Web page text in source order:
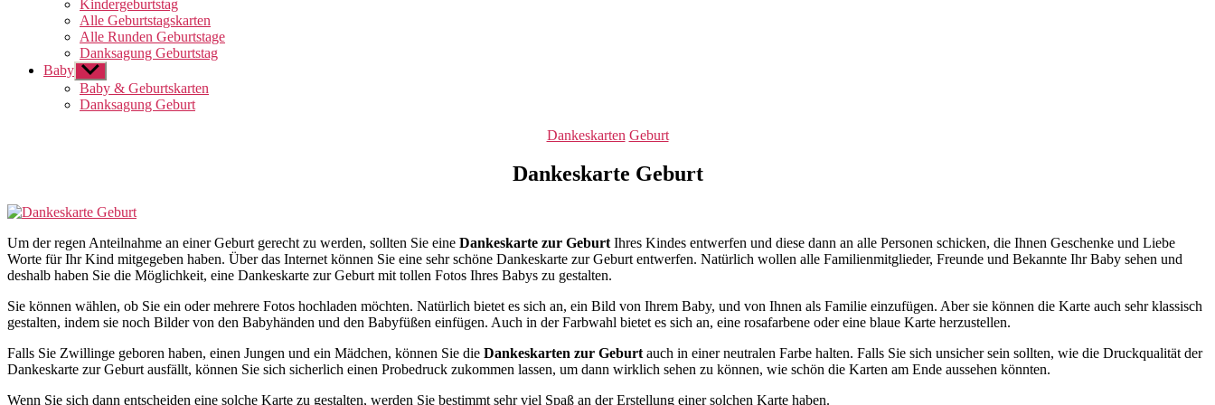
Kindergeburtstag
Alle Geburtstagskarten
Alle Runden Geburtstage
Danksagung Geburtstag
Baby Untermenü
anzeigen
Baby & Geburtskarten
Danksagung Geburt
Kategorien
Dankeskarten Geburt
Dankeskarte Geburt
Um der regen Anteilnahme an einer Geburt gerecht zu werden, sollten Sie eine Dankeskarte zur Geburt Ihres Kindes entwerfen und diese dann an alle Personen schicken, die Ihnen Geschenke und Liebe
Worte für Ihr Kind mitgegeben haben. Über das Internet können Sie eine sehr schöne Dankeskarte zur Geburt entwerfen. Natürlich wollen alle Familienmitglieder, Freunde und Bekannte Ihr Baby sehen und
deshalb haben Sie die Möglichkeit, eine Dankeskarte zur Geburt mit tollen Fotos Ihres Babys zu gestalten.
Sie können wählen, ob Sie ein oder mehrere Fotos hochladen möchten. Natürlich bietet es sich an, ein Bild von Ihrem Baby, und von Ihnen als Familie einzufügen. Aber sie können die Karte auch sehr klassisch
gestalten, indem sie noch Bilder von den Babyhänden und den Babyfüßen einfügen. Auch in der Farbwahl bietet es sich an, eine rosafarbene oder eine blaue Karte herzustellen.
Falls Sie Zwillinge geboren haben, einen Jungen und ein Mädchen, können Sie die Dankeskarten zur Geburt auch in einer neutralen Farbe halten. Falls Sie sich unsicher sein sollten, wie die Druckqualität der
Dankeskarte zur Geburt ausfällt, können Sie sich sicherlich einen Probedruck zukommen lassen, um dann wirklich sehen zu können, wie schön die Karten am Ende aussehen könnten.
Wenn Sie sich dann entscheiden eine solche Karte zu gestalten, werden Sie bestimmt sehr viel Spaß an der Erstellung einer solchen Karte haben.